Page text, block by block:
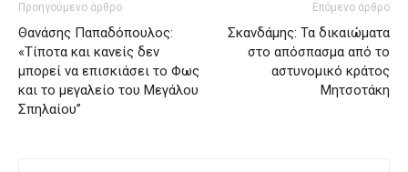
Προηγούμενο άρθρο
Θανάσης Παπαδόπουλος:
«Τίποτα και κανείς δεν
μπορεί να επισκιάσει το Φως
και το μεγαλείο του Μεγάλου
Σπηλαίου”
Επόμενο άρθρο
Σκανδάμης: Τα δικαιώματα
στο απόσπασμα από το
αστυνομικό κράτος
Μητσοτάκη